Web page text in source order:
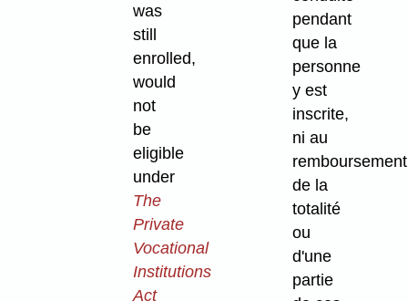
was
still
enrolled,
would
not
be
eligible
under
The
Private
Vocational
Institutions
Act
pendant
que la
personne
y est
inscrite,
ni au
remboursement
de la
totalité
ou
d'une
partie